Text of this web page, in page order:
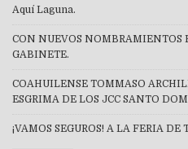
Aquí Laguna.
CON NUEVOS NOMBRAMIENTOS
GABINETE.
COAHUILENSE TOMMASO
ESGRIMA DE LOS JCC SANTO
¡VAMOS SEGUROS! A LA FERIA